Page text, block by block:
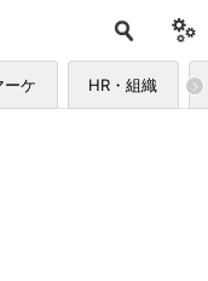
ーケ HR・組織